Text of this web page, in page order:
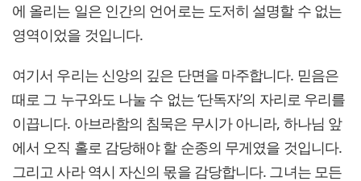
에 올리는 일은 인간의 언어로는 도저히 설명할 수 없는
영역이었을 것입니다.
여기서 우리는 신앙의 깊은 단면을 마주합니다. 믿음은
때로 그 누구와도 나눌 수 없는 ‘단독자’의 자리로 우리를
이끕니다. 아브라함의 침묵은 무시가 아니라, 하나님 앞
에서 오직 홀로 감당해야 할 순종의 무게였을 것입니다.
그리고 사라 역시 자신의 몫을 감당합니다. 그녀는 모든